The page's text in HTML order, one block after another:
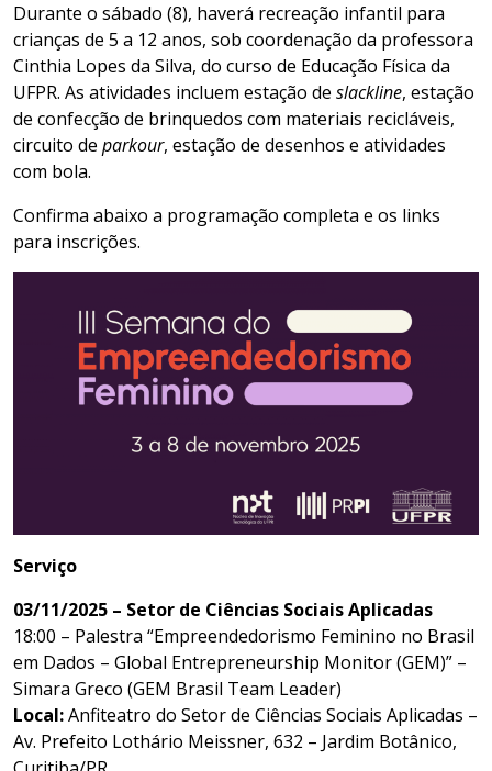
Durante o sábado (8), haverá recreação infantil para
crianças de 5 a 12 anos, sob coordenação da professora
Cinthia Lopes da Silva, do curso de Educação Física da
UFPR. As atividades incluem estação de slackline, estação
de confecção de brinquedos com materiais recicláveis,
circuito de parkour, estação de desenhos e atividades
com bola.
Confirma abaixo a programação completa e os links
para inscrições.
Serviço
03/11/2025 – Setor de Ciências Sociais Aplicadas
18:00 – Palestra “Empreendedorismo Feminino no Brasil
em Dados – Global Entrepreneurship Monitor (GEM)” –
Simara Greco (GEM Brasil Team Leader)
Local:Anfiteatro do Setor de Ciências Sociais Aplicadas –
Av. Prefeito Lothário Meissner, 632 – Jardim Botânico,